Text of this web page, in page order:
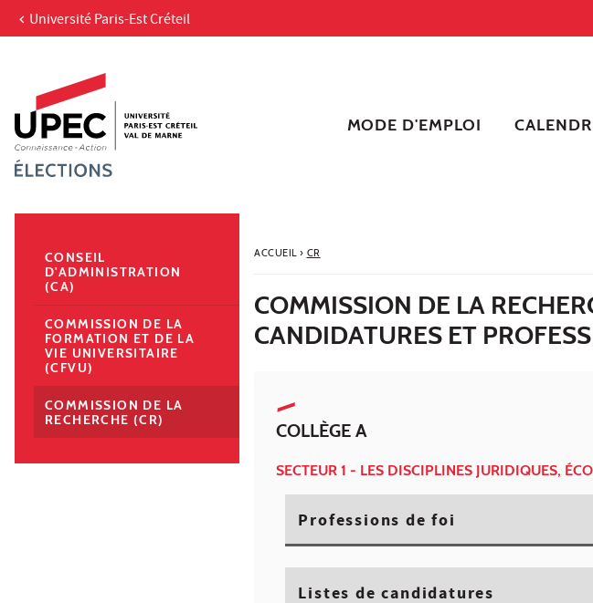
Aller au contenu
Recherche
Navigation secondaire
Université Paris-Est Créteil
MODE D'EMPLOI
ACCUEIL› CR
COMMISSION DE LA
CANDIDATURES ET
COLLÈGE A
SECTEUR 1 - LES DISCIPLINES JURIDIQUES,
Professions de foi
Listes de candidatures
CONSEIL
D'ADMINISTRATION
(CA)
COMMISSION DE LA
FORMATION ET DE LA
VIE UNIVERSITAIRE
(CFVU)
COMMISSION DE LA
RECHERCHE (CR)